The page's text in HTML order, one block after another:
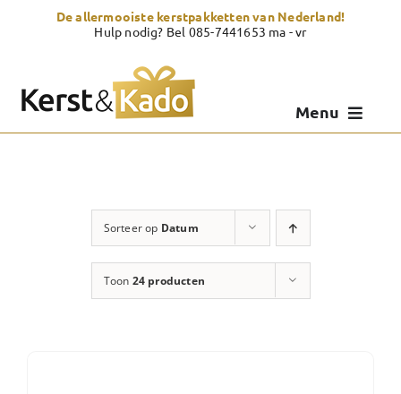
De allermooiste kerstpakketten van Nederland!
Hulp nodig? Bel 085-7441653 ma - vr
Menu
Zelf samenstellen
Sorteer op Datum
Toon 24 producten